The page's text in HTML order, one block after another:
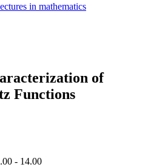
in mathematics
of
Functions
- 14.00